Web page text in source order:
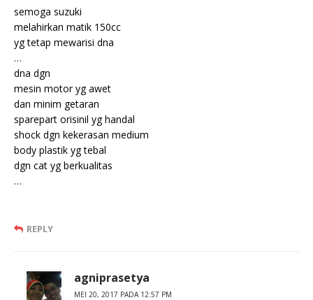
semoga suzuki
melahirkan matik 150cc
yg tetap mewarisi dna
…
dna dgn
mesin motor yg awet
dan minim getaran
sparepart orisinil yg handal
shock dgn kekerasan medium
body plastik yg tebal
dgn cat yg berkualitas
…
REPLY
agniprasetya
MEI 20, 2017 PADA 12:57 PM